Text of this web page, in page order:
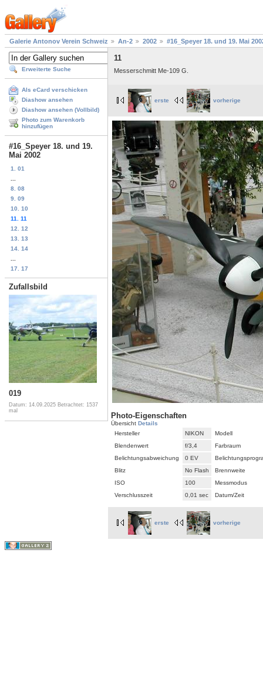
Galerie Antonov Verein Schweiz An-2 2002 #16_Speyer 18. und 19. Mai
Erweiterte Suche
Als eCard verschicken
Diashow ansehen
Diashow ansehen (Vollbild)
Photo zum Warenkorb
hinzufügen
#16_Speyer 18. und 19.
Mai 2002
1. 01
8. 08
9. 09
10. 10
11. 11
12. 12
13. 13
14. 14
17. 17
Zufallsbild
019
Datum: 14.09.2025 Betrachtet: 1537
mal
11
Messerschmitt Me-109 G.
erste vorherige
Photo-Eigenschaften
Übersicht Details
Hersteller
NIKON
Modell
Blendenwert
f/3,4
Farbraum
Belichtungsabweichung
0 EV
Blitz
No Flash
Brennweite
ISO
100
Messmodus
Verschlusszeit
0,01 sec Datum/Zeit
erste vorherige